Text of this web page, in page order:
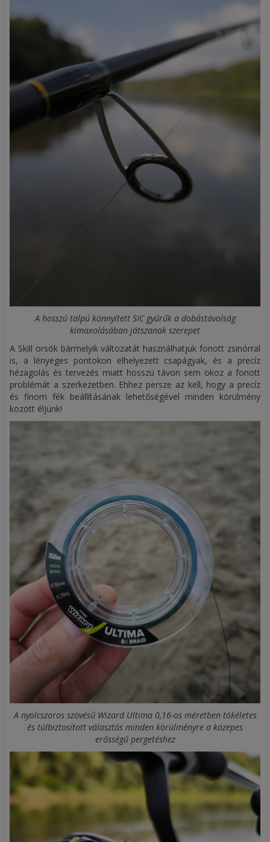
A hosszú talpú könnyített SIC gyűrűk a dobástávolság
kimaxolásában játszanak szerepet
A Skill orsók bármelyik változatát használhatjuk fonott zsinórral
is, a lényeges pontokon elhelyezett csapágyak, és a precíz
hézagolás és tervezés miatt hosszú távon sem okoz a fonott
problémát a szerkezetben. Ehhez persze az kell, hogy a precíz
és finom fék beállításának lehetőségével minden körülmény
között éljünk!
A nyolcszoros szövésű Wizard Ultima 0,16-os méretben tökéletes
és túlbiztosított választás minden körülményre a közepes
erősségű pergetéshez